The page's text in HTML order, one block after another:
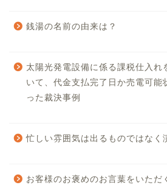
銭湯の名前の由来は？
太陽光発電設備に係る課税仕入れ
いて、代金支払完了日か売電可能
った裁決事例
忙しい雰囲気は出るものではなく
お客様のお褒めのお言葉をいただ